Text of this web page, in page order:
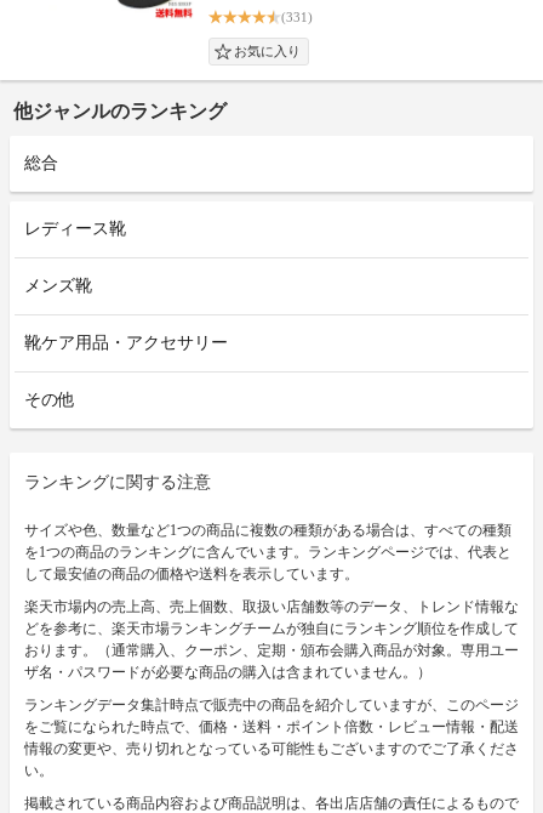
(331)
他ジャンルのランキング
総合
レディース靴
メンズ靴
靴ケア用品・アクセサリー
その他
ランキングに関する注意
サイズや色、数量など1つの商品に複数の種類がある場合は、すべての種類
を1つの商品のランキングに含んでいます。ランキングページでは、代表と
して最安値の商品の価格や送料を表示しています。
楽天市場内の売上高、売上個数、取扱い店舗数等のデータ、トレンド情報な
どを参考に、楽天市場ランキングチームが独自にランキング順位を作成して
おります。（通常購入、クーポン、定期・頒布会購入商品が対象。専用ユー
ザ名・パスワードが必要な商品の購入は含まれていません。）
ランキングデータ集計時点で販売中の商品を紹介していますが、このページ
をご覧になられた時点で、価格・送料・ポイント倍数・レビュー情報・配送
情報の変更や、売り切れとなっている可能性もございますのでご了承くださ
い。
掲載されている商品内容および商品説明は、各出店店舗の責任によるもので